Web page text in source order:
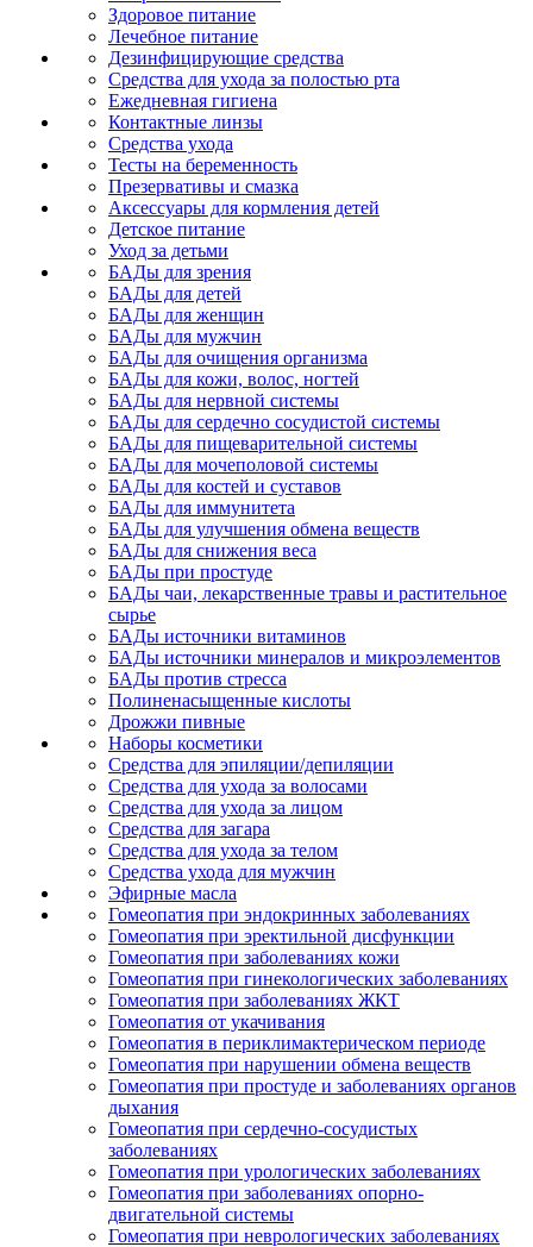
Здоровое питание
Лечебное питание
Дезинфицирующие средства
Средства для ухода за полостью рта
Ежедневная гигиена
Контактные линзы
Средства ухода
Тесты на беременность
Презервативы и смазка
Аксессуары для кормления детей
Детское питание
Уход за детьми
БАДы для зрения
БАДы для детей
БАДы для женщин
БАДы для мужчин
БАДы для очищения организма
БАДы для кожи, волос, ногтей
БАДы для нервной системы
БАДы для сердечно сосудистой системы
БАДы для пищеварительной системы
БАДы для мочеполовой системы
БАДы для костей и суставов
БАДы для иммунитета
БАДы для улучшения обмена веществ
БАДы для снижения веса
БАДы при простуде
БАДы чаи, лекарственные травы и растительное
сырье
БАДы источники витаминов
БАДы источники минералов и микроэлементов
БАДы против стресса
Полиненасыщенные кислоты
Дрожжи пивные
Наборы косметики
Средства для эпиляции/депиляции
Средства для ухода за волосами
Средства для ухода за лицом
Средства для загара
Средства для ухода за телом
Средства ухода для мужчин
Эфирные масла
Гомеопатия при эндокринных заболеваниях
Гомеопатия при эректильной дисфункции
Гомеопатия при заболеваниях кожи
Гомеопатия при гинекологических заболеваниях
Гомеопатия при заболеваниях ЖКТ
Гомеопатия от укачивания
Гомеопатия в периклимактерическом периоде
Гомеопатия при нарушении обмена веществ
Гомеопатия при простуде и заболеваниях органов
дыхания
Гомеопатия при сердечно-сосудистых
заболеваниях
Гомеопатия при урологических заболеваниях
Гомеопатия при заболеваниях опорно-
двигательной системы
Гомеопатия при неврологических заболеваниях